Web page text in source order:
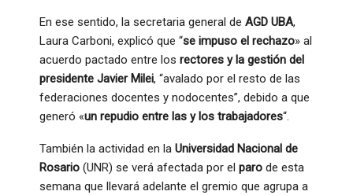
En ese sentido, la secretaria general de AGD UBA,
Laura Carboni, explicó que “se impuso el rechazo» al
acuerdo pactado entre los rectores y la gestión del
presidente Javier Milei, “avalado por el resto de las
federaciones docentes y nodocentes”, debido a que
generó «un repudio entre las y los trabajadores“.
También la actividad en la Universidad Nacional de
Rosario (UNR) se verá afectada por el paro de esta
semana que llevará adelante el gremio que agrupa a